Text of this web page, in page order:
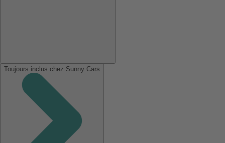
Toujours inclus chez Sunny Cars